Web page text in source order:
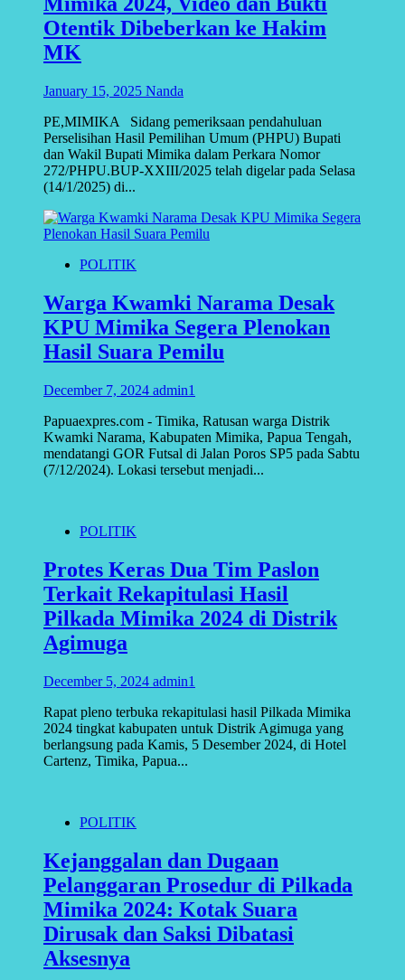
Otentik Dibeberkan ke Hakim
MK
January 15, 2025 Nanda
PE,MIMIKA Sidang pemeriksaan pendahuluan
Perselisihan Hasil Pemilihan Umum (PHPU) Bupati
dan Wakil Bupati Mimika dalam Perkara Nomor
272/PHPU.BUP-XXIII/2025 telah digelar pada Selasa
(14/1/2025) di...
POLITIK
Warga Kwamki Narama Desak
KPU Mimika Segera Plenokan
Hasil Suara Pemilu
December 7, 2024 admin1
Papuaexpres.com - Timika, Ratusan warga Distrik
Kwamki Narama, Kabupaten Mimika, Papua Tengah,
mendatangi GOR Futsal di Jalan Poros SP5 pada Sabtu
(7/12/2024). Lokasi tersebut menjadi...
POLITIK
Protes Keras Dua Tim Paslon
Terkait Rekapitulasi Hasil
Pilkada Mimika 2024 di Distrik
Agimuga
December 5, 2024 admin1
Rapat pleno terbuka rekapitulasi hasil Pilkada Mimika
2024 tingkat kabupaten untuk Distrik Agimuga yang
berlangsung pada Kamis, 5 Desember 2024, di Hotel
Cartenz, Timika, Papua...
POLITIK
Kejanggalan dan Dugaan
Pelanggaran Prosedur di Pilkada
Mimika 2024: Kotak Suara
Dirusak dan Saksi Dibatasi
Aksesnya